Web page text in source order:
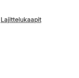
Lajittelukaapit